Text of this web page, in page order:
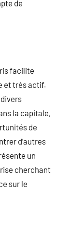
de
facilite
et très actif.
la capitale,
de
d’autres
un
cherchant
sur le